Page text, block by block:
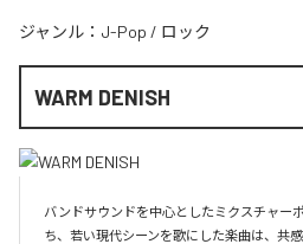
ジャンル： J-Pop / ロック
WARM DENISH
バンドサウンドを中心としたミクスチャー
ち、若い現代シーンを歌にした楽曲は、共